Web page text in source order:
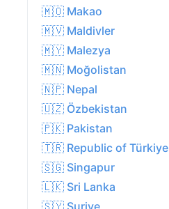
29.3°C
28.0°C
76%
15.5 kph
6.2 mm
8.0
🇲🇴 Makao
🇲🇻 Maldivler
🇲🇾 Malezya
🇲🇳 Moğolistan
🇳🇵 Nepal
🇺🇿 Özbekistan
🇵🇰 Pakistan
🇹🇷 Republic of Türkiye
🇸🇬 Singapur
🇱🇰 Sri Lanka